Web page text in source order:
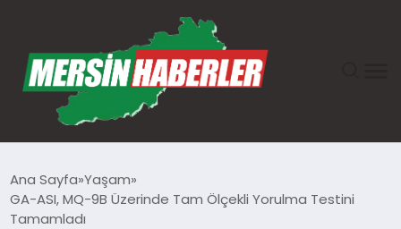
GÜNDEM
Ana Sayfa Yaşam
GA-ASI, MQ-9B Üzerinde Tam Ölçekli Yorulma Testini
Tamamladı